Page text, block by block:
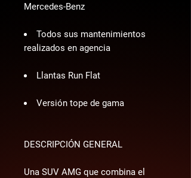
Mercedes-Benz
Todos sus mantenimientos
realizados en agencia
Llantas Run Flat
Versión tope de gama
DESCRIPCIÓN GENERAL
Una SUV AMG que combina el